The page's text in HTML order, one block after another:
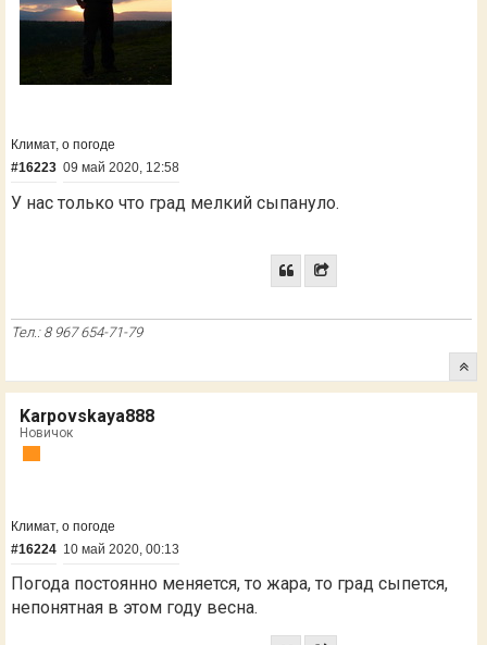
Климат, о погоде
#16223 09 май 2020, 12:58
У нас только что град мелкий сыпануло.
Тел.: 8 967 654-71-79
Karpovskaya888
Новичок
Климат, о погоде
#16224 10 май 2020, 00:13
Погода постоянно меняется, то жара, то град сыпется,
непонятная в этом году весна.